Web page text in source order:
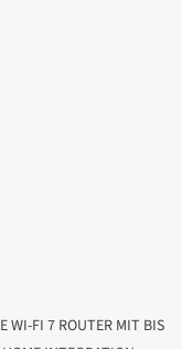
WI-FI 7 ROUTER MIT BIS